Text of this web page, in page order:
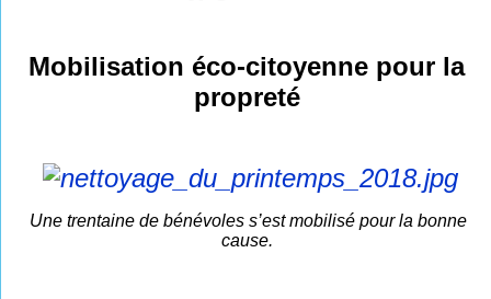
Mobilisation éco-citoyenne pour la
propreté
Une trentaine de bénévoles s’est mobilisé pour la bonne
cause.